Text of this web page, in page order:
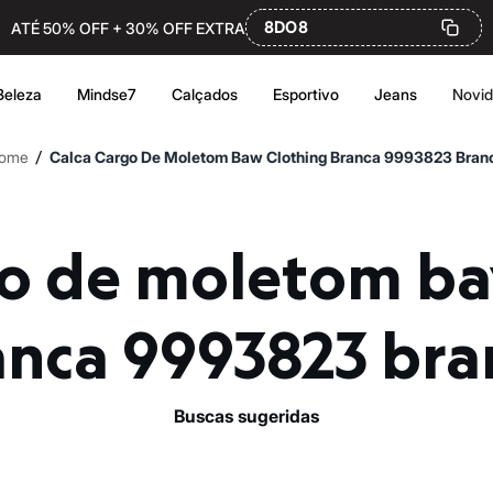
ATÉ 50% OFF + 30% OFF EXTRA 8DO8
Mindse7 Calçados Esportivo Jeans
/ Calca Cargo De Moletom Baw Clothing Branca 9993823
9993823
buscas sugeridas